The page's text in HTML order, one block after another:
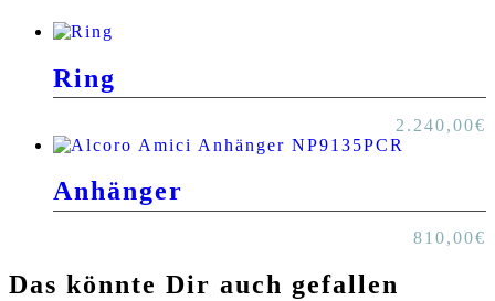
Ring
2.240,00€
Anhänger
810,00€
Das könnte Dir auch gefallen